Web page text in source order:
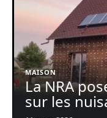
MAISON
La NRA
sur les